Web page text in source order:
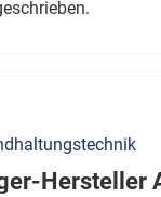
Hersteller